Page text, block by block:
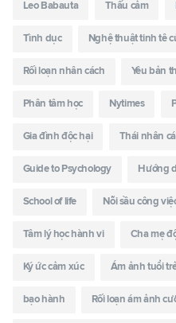
Leo Babauta Thấu cảm
Tình dục Nghệ thuật tinh tê
Rối loạn nhân cách Yêu bản
Phân tâm học Nytimes
Gia đình độc hại Thái nhân
Guide to Psychology Hướng
School of life Nỗi sầu công
Tâm lý học hành vi Cha mẹ
Ký ức cảm xúc Ám ảnh tuổi
bạo hành Rối loạn ám ảnh